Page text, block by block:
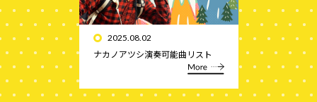
2025.08.02
ナカノアツシ演奏可能曲リスト